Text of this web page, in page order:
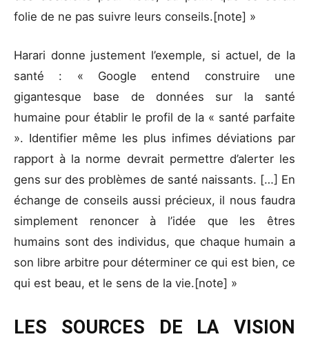
folie de ne pas suivre leurs conseils.[note] »
Harari donne justement l’exemple, si actuel, de la
santé : « Google entend construire une
gigantesque base de données sur la santé
humaine pour établir le profil de la « santé parfaite
». Identifier même les plus infimes déviations par
rapport à la norme devrait permettre d’alerter les
gens sur des problèmes de santé naissants. […] En
échange de conseils aussi précieux, il nous faudra
simplement renoncer à l’idée que les êtres
humains sont des individus, que chaque humain a
son libre arbitre pour déterminer ce qui est bien, ce
qui est beau, et le sens de la vie.[note] »
LES SOURCES DE LA VISION